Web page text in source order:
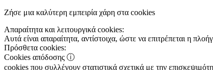
Ζήσε μια καλύτερη εμπειρία χάρη στα cookies
Απαραίτητα και λειτουργικά cookies:
Αυτά είναι απαραίτητα, αντίστοιχα, ώστε να επιτρέπεται η
Πρόσθετα cookies:
Cookies απόδοσης ⓘ
cookies που συλλέγουν στατιστικά σχετικά με την